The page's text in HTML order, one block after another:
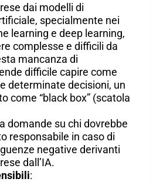
dai modelli di
specialmente nei
learning e deep learning,
complesse e difficili da
mancanza di
difficile capire come
determinate decisioni, un
come “black box” (scatola
domande su chi dovrebbe
responsabile in caso di
negative derivanti
dall’IA.
: